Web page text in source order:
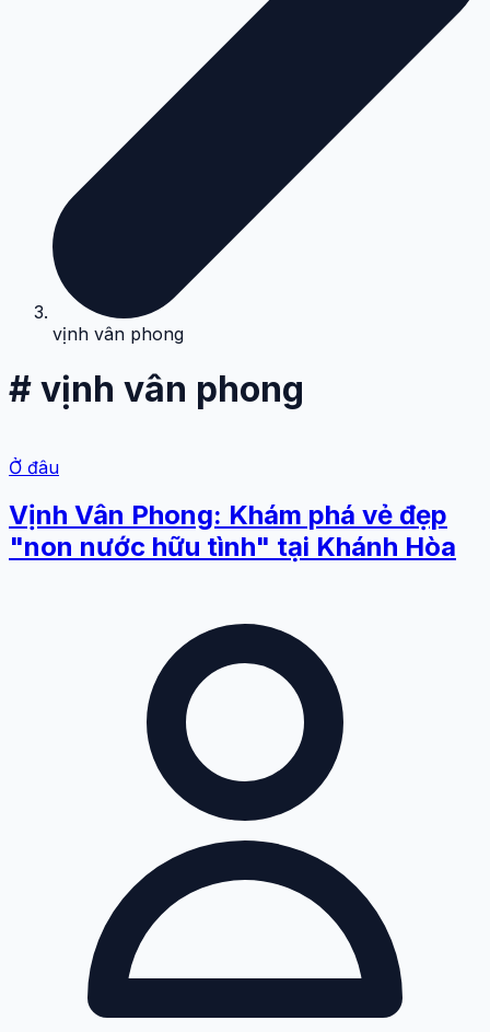
vịnh vân phong
# vịnh vân phong
Ở đâu
Vịnh Vân Phong: Khám phá vẻ đẹp
"non nước hữu tình" tại Khánh Hòa